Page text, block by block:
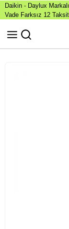
Daikin - Daylux
Vade Farksız 12 Taksit